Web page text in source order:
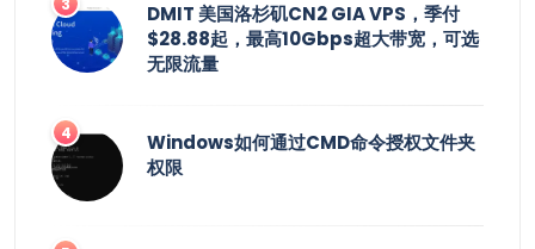
DMIT 美国洛杉矶CN2 GIA VPS，季付
$28.88起，最高10Gbps超大带宽，可选
无限流量
Windows如何通过CMD命令授权文件夹
权限